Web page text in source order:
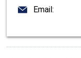
Email: